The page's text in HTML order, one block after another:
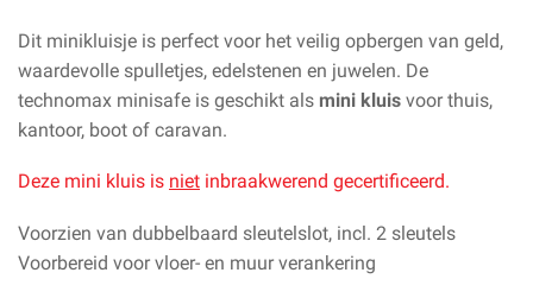
Dit minikluisje is perfect voor het veilig opbergen van geld,
waardevolle spulletjes, edelstenen en juwelen. De
technomax minisafe is geschikt als mini kluis voor thuis,
kantoor, boot of caravan.
Deze mini kluis is niet inbraakwerend gecertificeerd.
Voorzien van dubbelbaard sleutelslot, incl. 2 sleutels
Voorbereid voor vloer- en muur verankering